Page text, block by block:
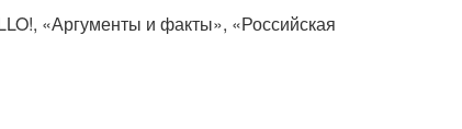
«Аргументы и факты», «Российская